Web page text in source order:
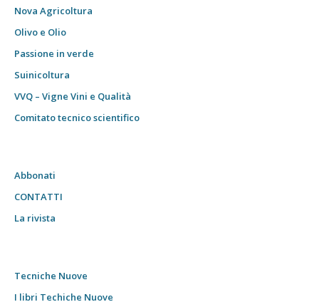
Nova Agricoltura
Olivo e Olio
Passione in verde
Suinicoltura
VVQ – Vigne Vini e Qualità
Comitato tecnico scientifico
Abbonati
CONTATTI
La rivista
Tecniche Nuove
I libri Techiche Nuove